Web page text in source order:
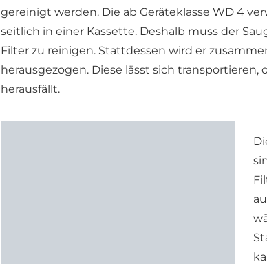
gereinigt werden. Die ab Geräteklasse WD 4
seitlich in einer Kassette. Deshalb muss der
Filter zu reinigen. Stattdessen wird er
herausgezogen. Diese lässt sich
herausfällt.